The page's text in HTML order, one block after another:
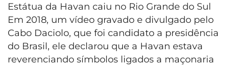
Estátua da Havan caiu no Rio Grande do Sul
Em 2018, um vídeo gravado e divulgado pelo
Cabo Daciolo, que foi candidato a presidência
do Brasil, ele declarou que a Havan estava
reverenciando símbolos ligados a maçonaria